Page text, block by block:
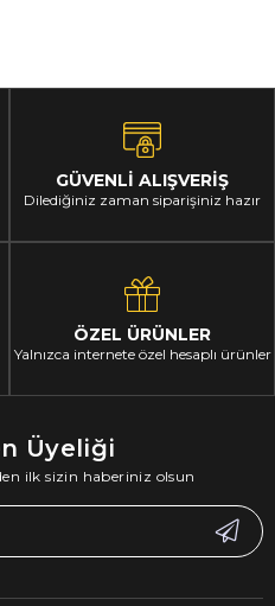
GÜVENLİ ALIŞVERİŞ
Dilediğiniz zaman siparişiniz hazır
ÖZEL ÜRÜNLER
Yalnızca internete özel hesaplı ürünler
Üyeliği
ilk sizin haberiniz olsun